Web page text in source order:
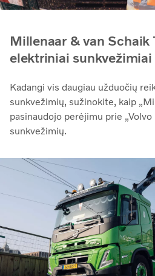
Millenaar & van
elektriniai
Kadangi vis daugiau užduočių
sunkvežimių, sužinokite, kaip
pasinaudojo perėjimu prie
sunkvežimių.